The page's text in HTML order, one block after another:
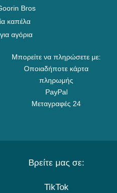
Bros
καπέλα
αγόρια
Μπορείτε να πληρώσετε με:
Οποιαδήποτε κάρτα
πληρωμής
PayPal
Μεταγραφές 24
Βρείτε μας σε:
TikTok